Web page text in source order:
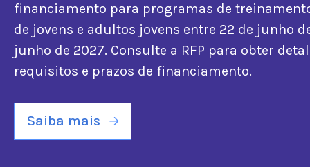
financiamento para programas de
de jovens e adultos jovens entre 22 de junho
junho de 2027. Consulte a RFP para obter
requisitos e prazos de financiamento.
Saiba mais